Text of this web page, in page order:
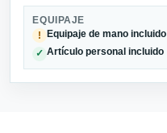
EQUIPAJE
!
Equipaje de mano incluido
✓ Artículo personal incluido